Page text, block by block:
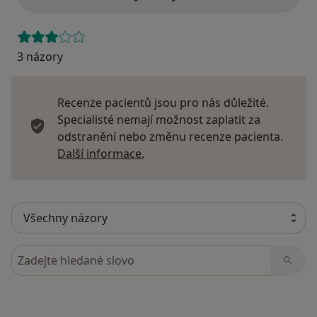
3 názory
Recenze pacientů jsou pro nás důležité.
Specialisté nemají možnost zaplatit za
odstranění nebo změnu recenze pacienta.
Další informace.
Hledejte v názorech